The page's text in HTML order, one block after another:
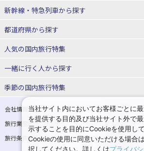
出張パック
秋田⇔東京 新幹線パック
仙台→東京 新幹線パック
富山⇔東京 新幹線パック
東京→仙台 新幹線パック
東京→金沢 新幹線パック
東京⇔軽井沢 新幹線パック 東京→長
東京→名古屋 新幹線パック 東京→京都
東京→大阪（新大阪） 新幹線パッ
東京→神
新幹線・特急列車から探す
北海道新幹線 旅行
山形新幹線 旅行
東海道新幹線 旅行
上越新幹線 旅行
九州新幹線 旅行 西九州新
特急サンダーバード 旅行
都道府県から探す
北海道旅行・ツアー
東北
青森旅行・ツアー 岩手旅行
宮城旅行・ツアー 秋田旅行
山形旅行・ツアー 福島旅行
人気の国内旅行特集
東京ディズニーリゾート®への旅
ユニバー
温泉旅行 日帰り旅行
一緒に行く人から探す
一人旅 国内版
カップル・夫婦旅行 国内版 女子旅 国
卒業旅行・学生旅行 国内版
季節の国内旅行特集
桜・お花見特集
ゴールデ
旅行
夏休み・お盆の国内旅行 7月の国内
会社情報
プライバシ
旅行業登録票・約款
規約集
旅行条件書
商標について
当社サイト内においてお客様ごとに
を提供する目的及び当社サイト外で
示することを目的にCookieを使用して
Cookieの使用に同意いただける場合
択してください。詳しくはプライバ